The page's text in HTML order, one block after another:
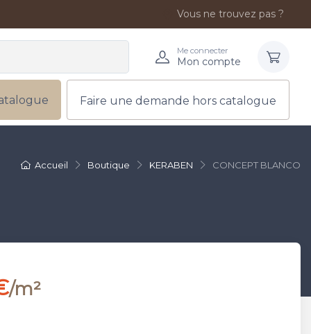
Vous ne trouvez pas ?
Me connecter
Mon compte
Faire une demande hors catalogue
Accueil Boutique KERABEN CONCEPT BLANCO
/m²